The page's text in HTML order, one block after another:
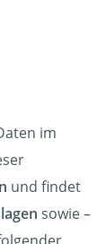
im
und findet
sowie –